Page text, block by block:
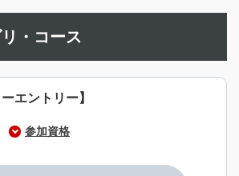
・コース
エントリー】
参加資格
能な健康な15歳以上の男女